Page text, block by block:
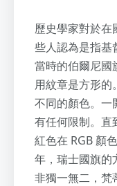
歷史學家對於在
些人認為是指基
當時的伯爾尼國
用紋章是方形的
不同的顏色。一
有任何限制。直
紅色在 RGB 顏
年，瑞士國旗的
非獨一無二，梵